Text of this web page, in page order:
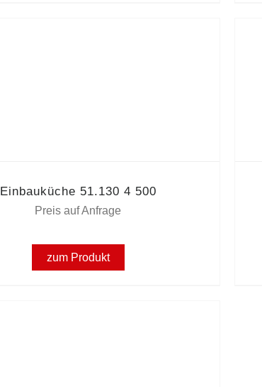
Einbauküche 51.130 4 500
Preis auf Anfrage
zum Produkt